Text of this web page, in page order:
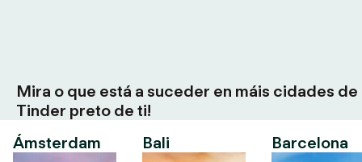
Mira o que está a suceder en máis cidades de
Tinder preto de ti!
Ámsterdam
Bali Barcelona